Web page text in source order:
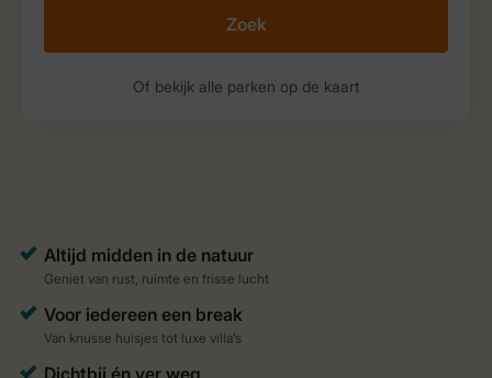
Zoek
Of bekijk alle parken op de kaart